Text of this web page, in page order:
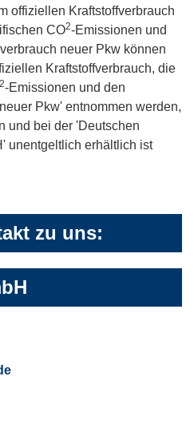
offiziellen Kraftstoffverbrauch
CO2-Emissionen und
neuer Pkw können
Kraftstoffverbrauch, die
2-Emissionen und den
Pkw' entnommen werden,
und bei der 'Deutschen
unentgeltlich erhältlich ist
zu uns: